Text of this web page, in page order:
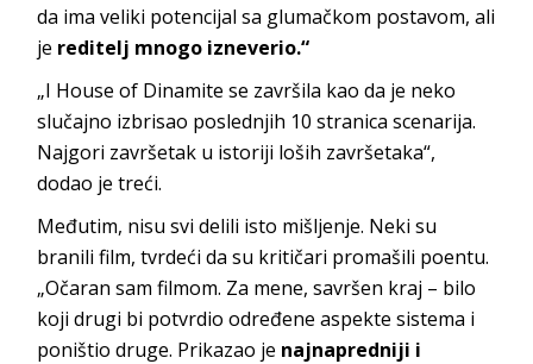
da ima veliki potencijal sa glumačkom postavom, ali
je reditelj mnogo izneverio.“
„I House of Dinamite se završila kao da je neko
slučajno izbrisao poslednjih 10 stranica scenarija.
Najgori završetak u istoriji loših završetaka“,
dodao je treći.
Međutim, nisu svi delili isto mišljenje. Neki su
branili film, tvrdeći da su kritičari promašili poentu.
„Očaran sam filmom. Za mene, savršen kraj – bilo
koji drugi bi potvrdio određene aspekte sistema i
poništio druge. Prikazao je najnapredniji i